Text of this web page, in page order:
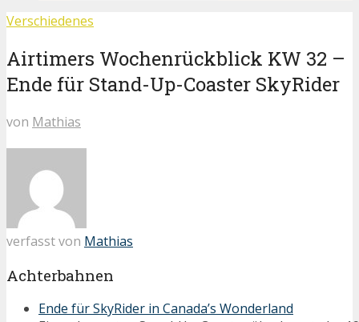
Verschiedenes
Airtimers Wochenrückblick KW 32 –
Ende für Stand-Up-Coaster SkyRider
von Mathias
verfasst von Mathias
Achterbahnen
Ende für SkyRider in Canada’s Wonderland